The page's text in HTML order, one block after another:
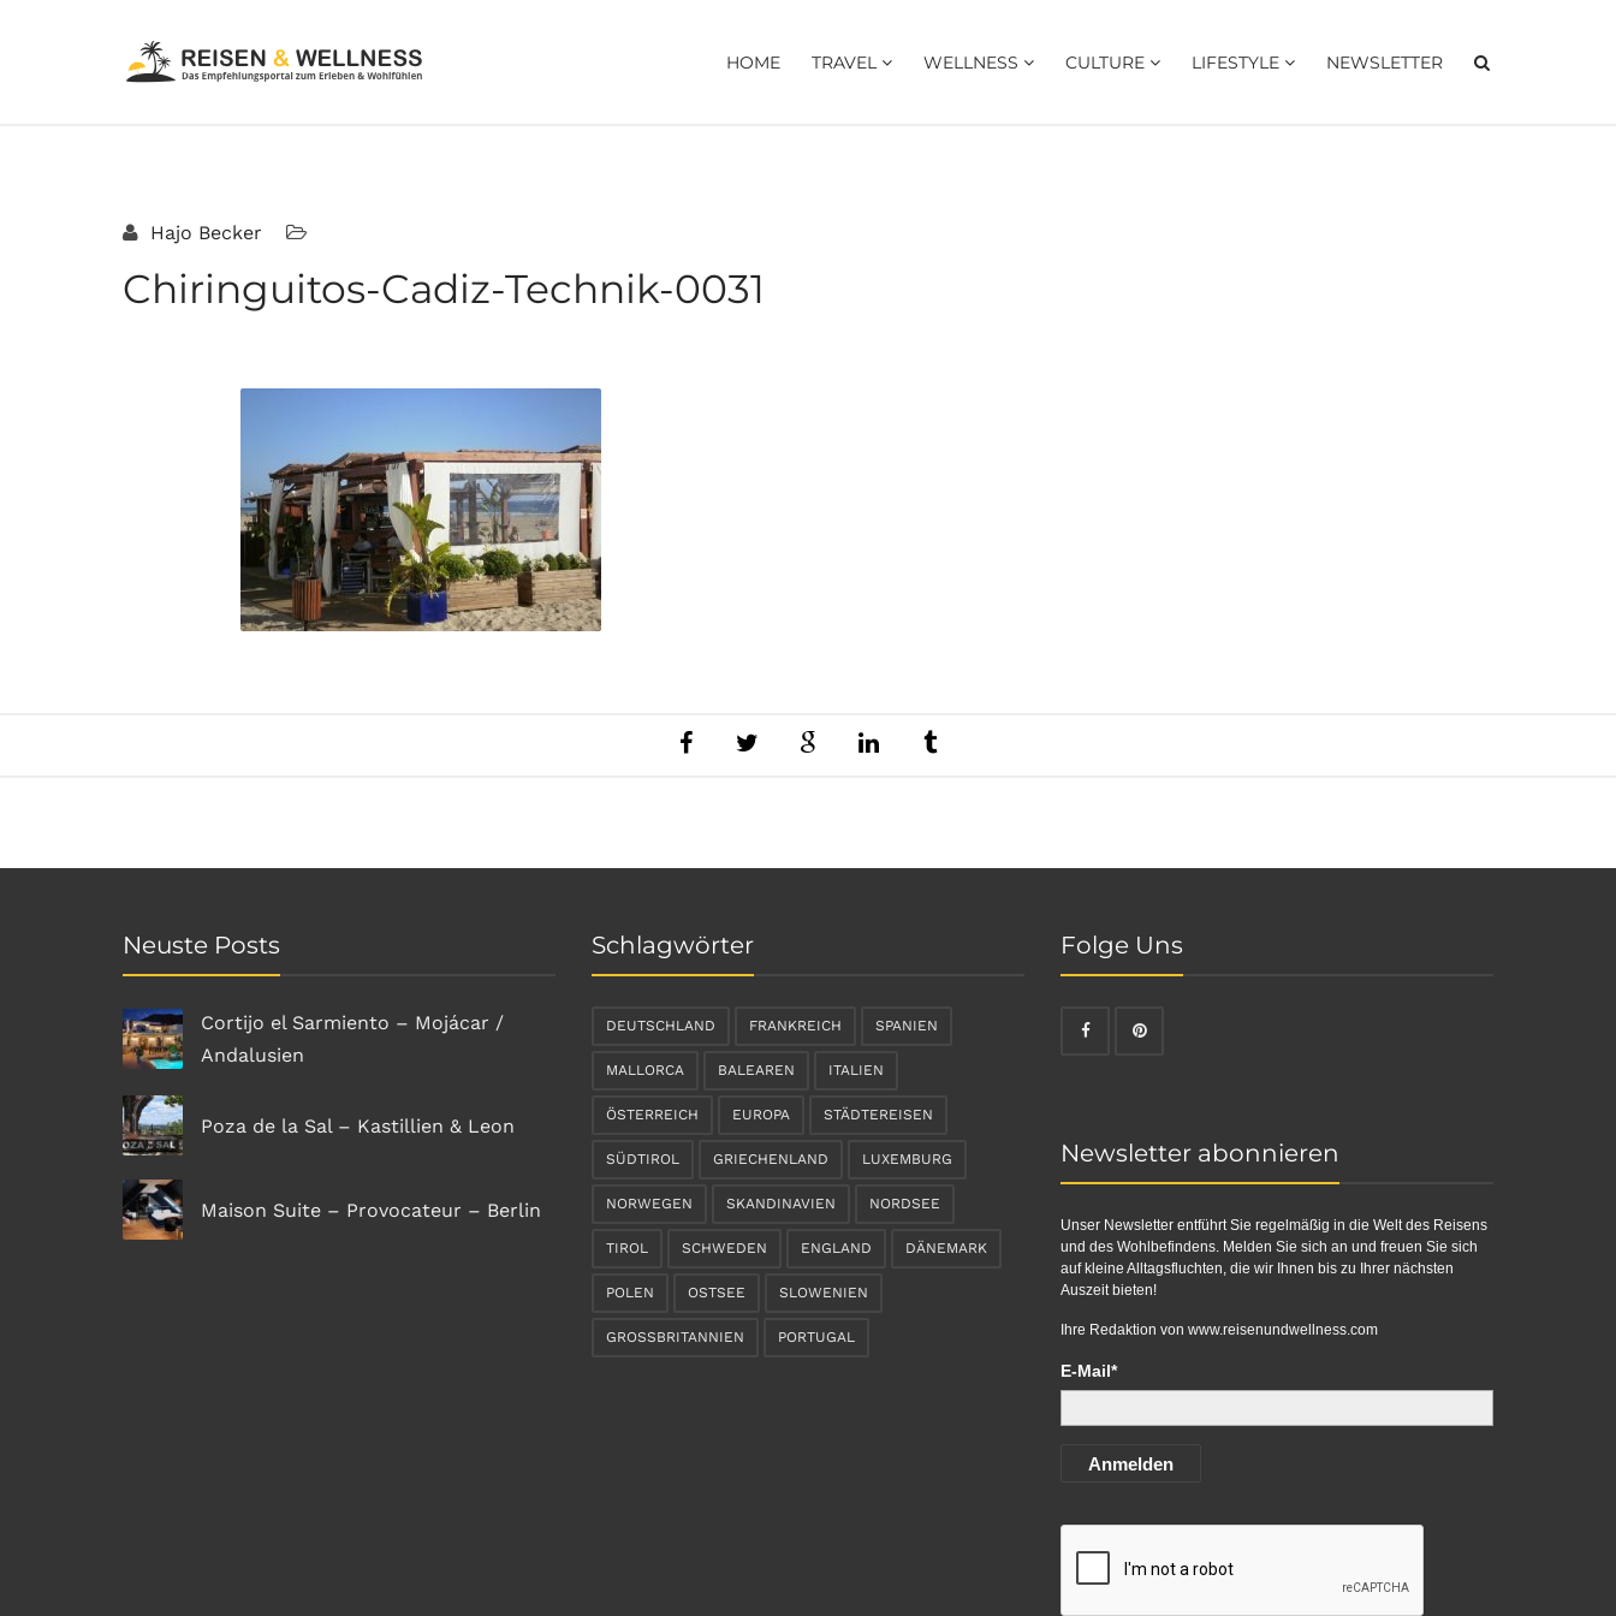
HOME TRAVEL WELLNESS CULTURE LIFESTYLE NEWSLETTER
Hajo Becker
Chiringuitos-Cadiz-Technik-0031
Neuste Posts
Cortijo el Sarmiento – Mojácar /
Andalusien
Poza de la Sal – Kastillien & Leon
Maison Suite – Provocateur – Berlin
Schlagwörter
DEUTSCHLAND FRANKREICH SPANIEN
MALLORCA BALEAREN ITALIEN
ÖSTERREICH EUROPA STÄDTEREISEN
SÜDTIROL GRIECHENLAND LUXEMBURG
NORWEGEN SKANDINAVIEN NORDSEE
TIROL SCHWEDEN ENGLAND DÄNEMARK
POLEN OSTSEE SLOWENIEN
GROSSBRITANNIEN PORTUGAL
Folge Uns
Newsletter abonnieren
Unser Newsletter entführt Sie regelmäßig in die Welt des Reisens
und des Wohlbefindens. Melden Sie sich an und freuen Sie sich
auf kleine Alltagsfluchten, die wir Ihnen bis zu Ihrer nächsten
Auszeit bieten!
Ihre Redaktion von www.reisenundwellness.com
E-Mail*
Anmelden